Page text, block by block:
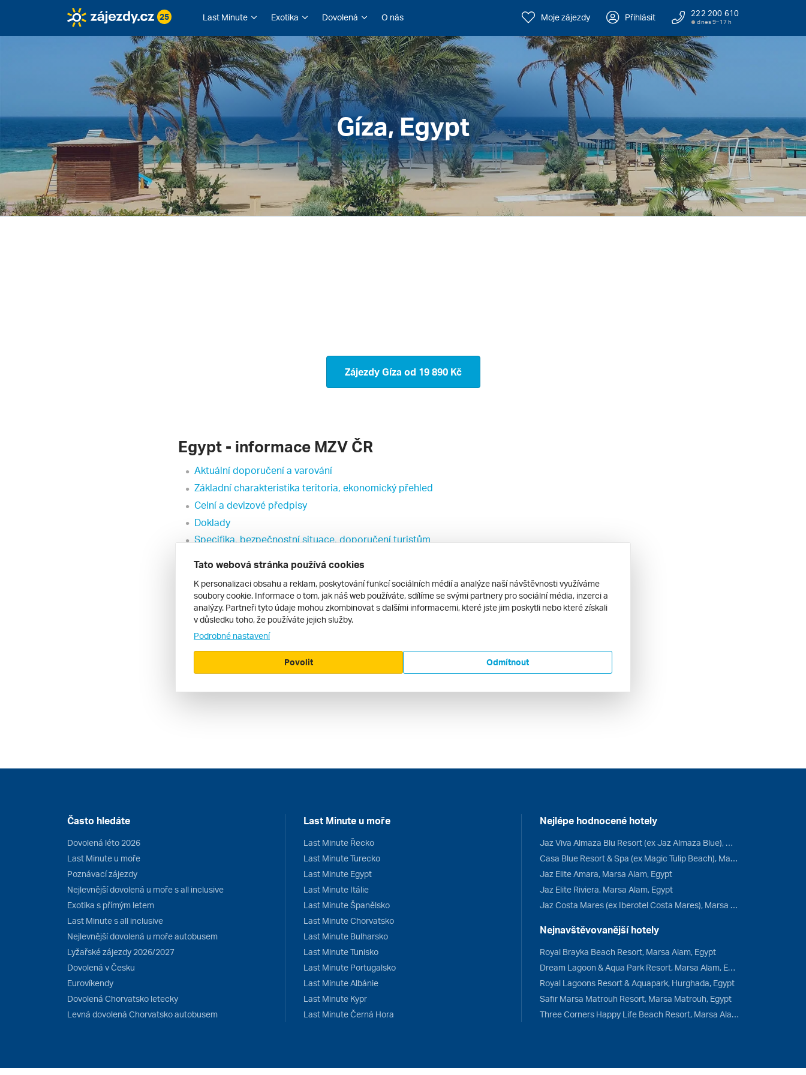
25 Last Minute Exotika Dovolená O nás Moje zájezdy Přihlásit 222 200 610
dnes 9–17 h
Egypt Gíza
Gíza, Egypt
Zájezdy Gíza od 19 890 Kč
Egypt - informace MZV ČR
Aktuální doporučení a varování
Základní charakteristika teritoria, ekonomický přehled
Celní a devizové předpisy
Doklady
Specifika, bezpečnostní situace, doporučení turistům
Často hledáte
Dovolená léto 2026
Last Minute u moře
Poznávací zájezdy
Nejlevnější dovolená u moře s all inclusive
Exotika s přímým letem
Last Minute s all inclusive
Nejlevnější dovolená u moře autobusem
Lyžařské zájezdy 2026/2027
Dovolená v Česku
Eurovíkendy
Dovolená Chorvatsko letecky
Levná dovolená Chorvatsko autobusem
Last Minute u moře
Last Minute Řecko
Last Minute Turecko
Last Minute Egypt
Last Minute Itálie
Last Minute Španělsko
Last Minute Chorvatsko
Last Minute Bulharsko
Last Minute Tunisko
Last Minute Portugalsko
Last Minute Albánie
Last Minute Kypr
Last Minute Černá Hora
Nejlépe hodnocené hotely
Jaz Viva Almaza Blu Resort (ex Jaz Almaza Blue), Marsa Matrouh, Egypt
Casa Blue Resort & Spa (ex Magic Tulip Beach), Marsa Alam, Egypt
Jaz Elite Amara, Marsa Alam, Egypt
Jaz Elite Riviera, Marsa Alam, Egypt
Jaz Costa Mares (ex Iberotel Costa Mares), Marsa Alam, Egypt
Nejnavštěvovanější hotely
Royal Brayka Beach Resort, Marsa Alam, Egypt
Dream Lagoon & Aqua Park Resort, Marsa Alam, Egypt
Royal Lagoons Resort & Aquapark, Hurghada, Egypt
Safir Marsa Matrouh Resort, Marsa Matrouh, Egypt
Three Corners Happy Life Beach Resort, Marsa Alam, Egypt
Tato webová stránka používá cookies
K personalizaci obsahu a reklam, poskytování funkcí sociálních médií a analýze naší návštěvnosti využíváme
soubory cookie. Informace o tom, jak náš web používáte, sdílíme se svými partnery pro sociální média, inzerci a
analýzy. Partneři tyto údaje mohou zkombinovat s dalšími informacemi, které jste jim poskytli nebo které získali
v důsledku toho, že používáte jejich služby.
Podrobné nastavení
Odmítnout
Povolit